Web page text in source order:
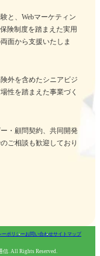
と、Webマーケティン
険制度を踏まえた実用
面から支援いたしま
外を含めたシニアビジ
性を踏まえた事業づく
・顧問契約、共同開発
ご相談も歓迎しており
ーポリシーお問い合わせサイトマップ
. All Rights Reserved.